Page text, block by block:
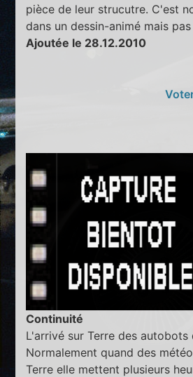
pièce de leur strucutre. C'est
dans un dessin-animé mais
Ajoutée le 28.12.2010
Continuité
L'arrivé sur Terre des autobots
Normalement quand des
Terre elle mettent plusieurs